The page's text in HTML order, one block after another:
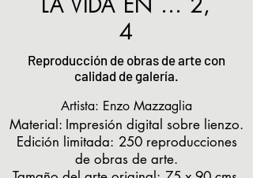
LA VIDA EN ... 2,
4
Reproducción de obras de arte con
calidad de galería.
Artista: Enzo Mazzaglia
Material: Impresión digital sobre lienzo.
Edición limitada: 250 reproducciones
de obras de arte.